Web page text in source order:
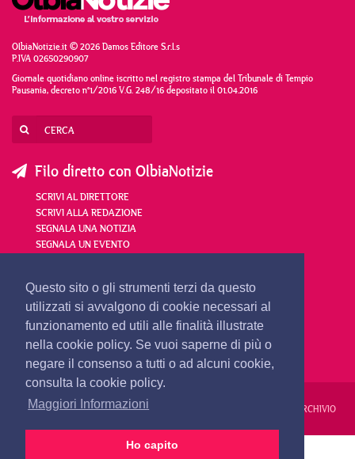
Questo sito o gli strumenti terzi da questo
utilizzati si avvalgono di cookie necessari al
funzionamento ed utili alle finalità illustrate
nella cookie policy. Se vuoi saperne di più o
negare il consenso a tutti o ad alcuni cookie,
consulta la cookie policy.
Maggiori Informazioni
Ho capito
OlbiaNotizie.it © 2026 Damos Editore S.r.l.s
P.IVA 02650290907
Giornale quotidiano online iscritto nel registro stampa del Tribunale di Tempio
Pausania, decreto n°1/2016 V.G. 248/16 depositato il 01.04.2016
Filo diretto con OlbiaNotizie
SCRIVI AL DIRETTORE
SCRIVI ALLA REDAZIONE
SEGNALA UNA NOTIZIA
SEGNALA UN EVENTO
redazione@olbianotizie.it
REDAZIONE PUBBLICITÀ PRIVACY E COOKIES ARCHIVIO